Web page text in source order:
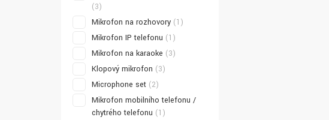
(3)
Mikrofon na rozhovory (1)
Mikrofon IP telefonu (1)
Mikrofon na karaoke (3)
Klopový mikrofon (3)
Microphone set (2)
Mikrofon mobilního telefonu /
chytrého telefonu (1)